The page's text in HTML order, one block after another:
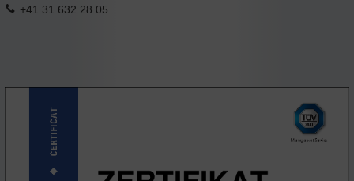
+41 31 632 28 05